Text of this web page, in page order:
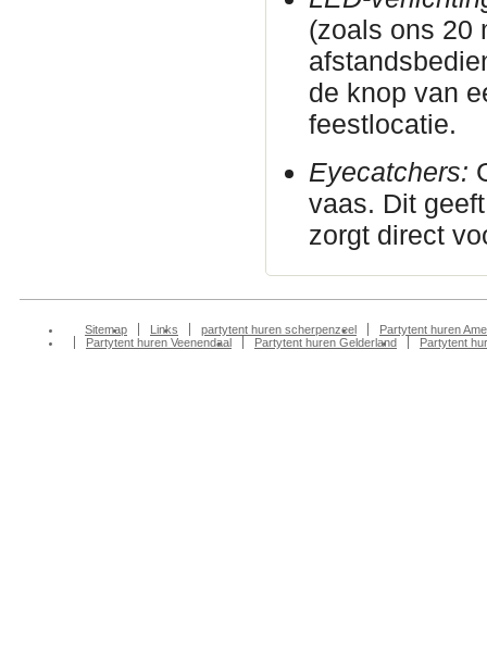
(zoals ons 20
de knop van
feestlocatie.
Eyecatchers:
vaas. Dit
zorgt direct
Sitemap Links partytent huren scherpenzeel
Partytent huren
Partytent huren Veenendaal
Partytent huren Gelderland Partytent